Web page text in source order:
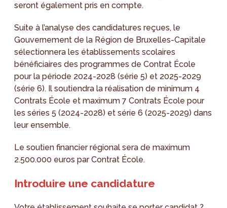
seront également pris en compte.
Suite à l’analyse des candidatures reçues, le
Gouvernement de la Région de Bruxelles-Capitale
sélectionnera les établissements scolaires
bénéficiaires des programmes de Contrat École
pour la période 2024-2028 (série 5) et 2025-2029
(série 6). Il soutiendra la réalisation de minimum 4
Contrats École et maximum 7 Contrats École pour
les séries 5 (2024-2028) et série 6 (2025-2029) dans
leur ensemble.
Le soutien financier régional sera de maximum
2.500.000 euros par Contrat École.
Introduire une candidature